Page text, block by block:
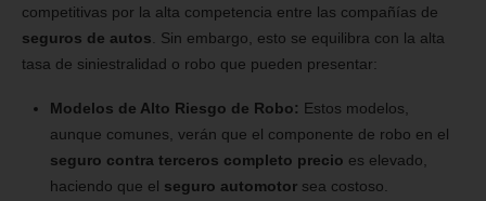
competitivas por la alta competencia entre las compañías de
seguros de autos . Sin embargo, esto se equilibra con la alta
tasa de siniestralidad o robo que pueden presentar:
Modelos de Alto Riesgo de Robo: Estos modelos,
aunque comunes, verán que el componente de robo en el
seguro contra terceros completo precio es elevado,
haciendo que el seguro automotorsea costoso.